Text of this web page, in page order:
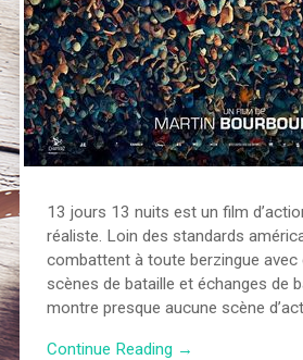
13 jours 13 nuits est un film
réaliste. Loin des standards
combattent à toute berzingue avec
scènes de bataille et échanges de
montre presque aucune scène
Continue Reading →